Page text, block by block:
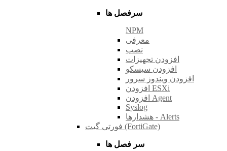
سرفصل ها
NPM
معرفی
نصب
افزودن تجهیزات
افزودن سیسکو
افزودن ویندوز سرور
افزودن ESXi
افزودن Agent
Syslog
هشدارها - Alerts
فورتی گیت (FortiGate)
سر فصل ها